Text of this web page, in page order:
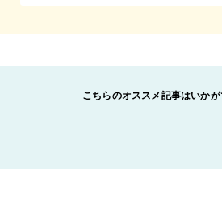
こちらのオススメ記事はいか